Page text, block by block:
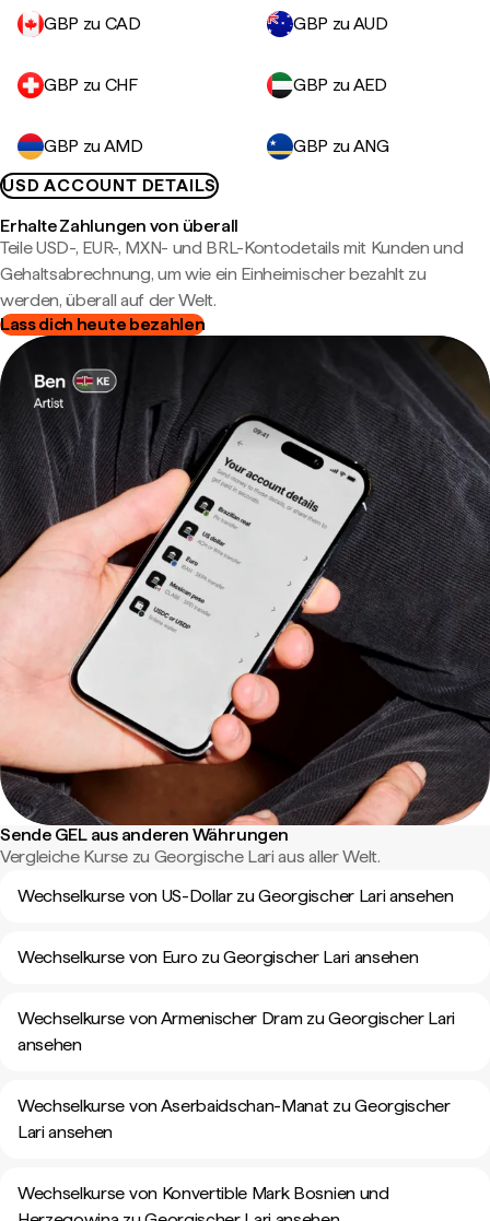
GBP zu CAD GBP zu AUD
GBP zu CHF GBP zu AED
GBP zu AMD
GBP zu ANG
USD ACCOUNT DETAILS
Erhalte Zahlungen von überall
Teile USD-, EUR-, MXN- und BRL-Kontodetails mit Kunden und
Gehaltsabrechnung, um wie ein Einheimischer bezahlt zu
werden, überall auf der Welt.
Lass dich heute bezahlen
Sende GEL aus anderen Währungen
Vergleiche Kurse zu Georgische Lari aus aller Welt.
Wechselkurse von US-Dollar zu Georgischer Lari ansehen
Wechselkurse von Euro zu Georgischer Lari ansehen
Wechselkurse von Armenischer Dram zu Georgischer Lari
ansehen
Wechselkurse von Aserbaidschan-Manat zu Georgischer
Lari ansehen
Wechselkurse von Konvertible Mark Bosnien und